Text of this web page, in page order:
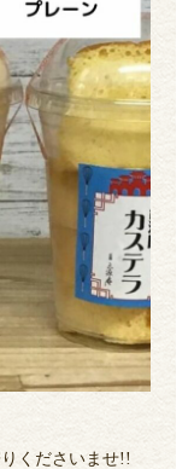
くださいませ!!